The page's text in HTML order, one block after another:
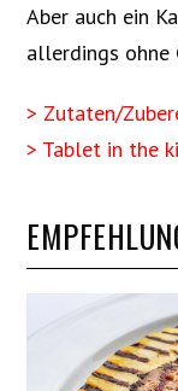
Aber auch ein
allerdings ohne
> Zutaten/
> Tablet in the